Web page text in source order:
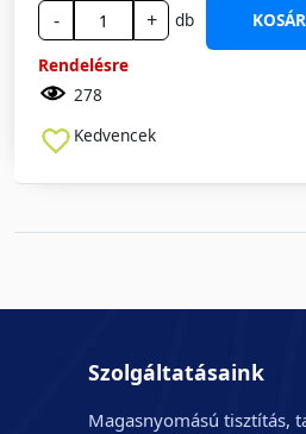
- + db
Rendelésre
278
Kedvencek
Szolgáltatásaink
Magasnyomású tisztítás,